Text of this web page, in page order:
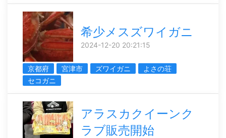
希少メスズワイガニ
2024-12-20 20:21:15
京都府 宮津市 ズワイガニ
よさの荘
セコガニ
アラスカクイーンク
ラブ販売開始